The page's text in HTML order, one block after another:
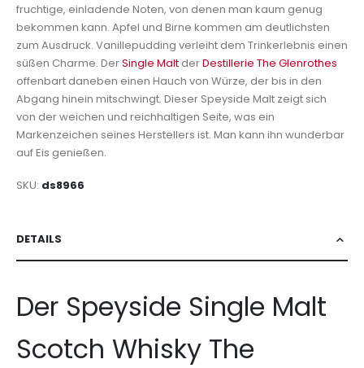
fruchtige, einladende Noten, von denen man kaum genug
bekommen kann. Apfel und Birne kommen am deutlichsten
zum Ausdruck. Vanillepudding verleiht dem Trinkerlebnis einen
süßen Charme. DerSingle Malt derDestillerie The Glenrothes
offenbart daneben einen Hauch von Würze, der bis in den
Abgang hinein mitschwingt. Dieser Speyside Malt zeigt sich
von der weichen und reichhaltigen Seite, was ein
Markenzeichen seines Herstellers ist. Man kann ihn wunderbar
auf Eis genießen.
SKU ds8966
DETAILS
Der Speyside Single Malt
Scotch Whisky The